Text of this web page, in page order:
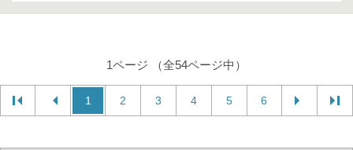
1ページ （全54ページ中）
1 2 3 4 5 6